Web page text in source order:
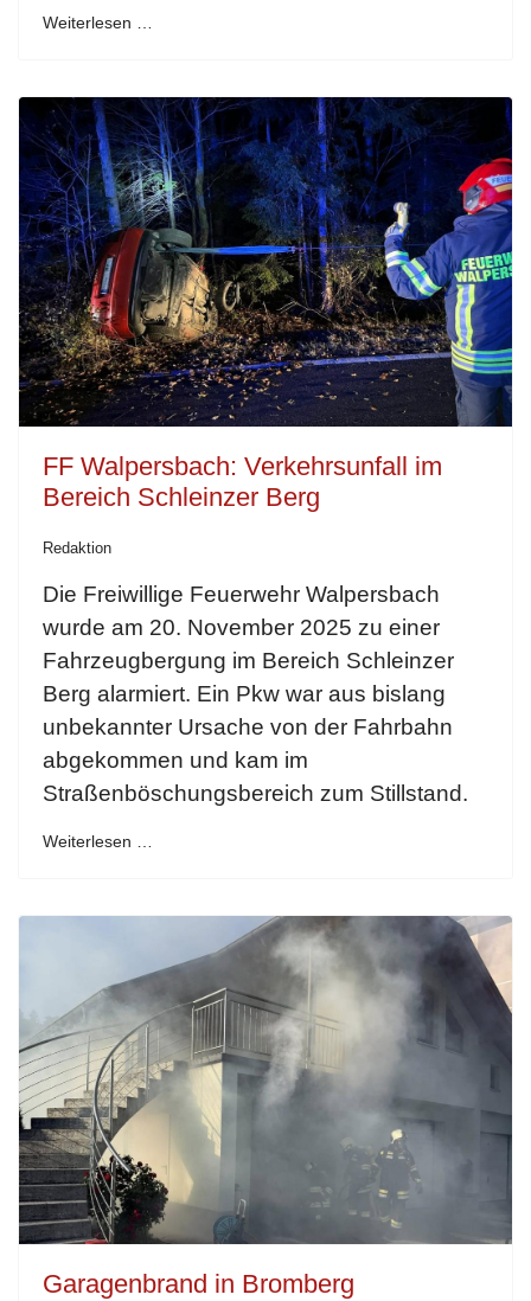
Weiterlesen …
FF Walpersbach: Verkehrsunfall im
Bereich Schleinzer Berg
Redaktion
Die Freiwillige Feuerwehr Walpersbach
wurde am 20. November 2025 zu einer
Fahrzeugbergung im Bereich Schleinzer
Berg alarmiert. Ein Pkw war aus bislang
unbekannter Ursache von der Fahrbahn
abgekommen und kam im
Straßenböschungsbereich zum Stillstand.
Weiterlesen …
Garagenbrand in Bromberg